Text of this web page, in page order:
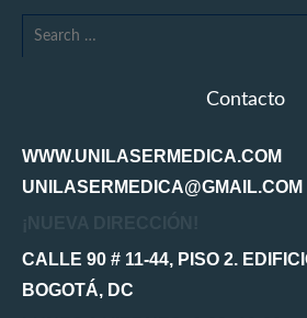
Contacto
WWW.UNILASERMEDICA.COM
UNILASERMEDICA@GMAIL.COM
CALLE 90 # 11-44, PISO 2.
BOGOTÁ, DC